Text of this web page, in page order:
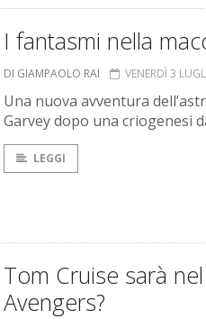
I fantasmi nella
DI GIAMPAOLO RAI VENERDÌ 3
Una nuova avventura
Garvey dopo una criogenesi
LEGGI
Tom Cruise sarà
Avengers?